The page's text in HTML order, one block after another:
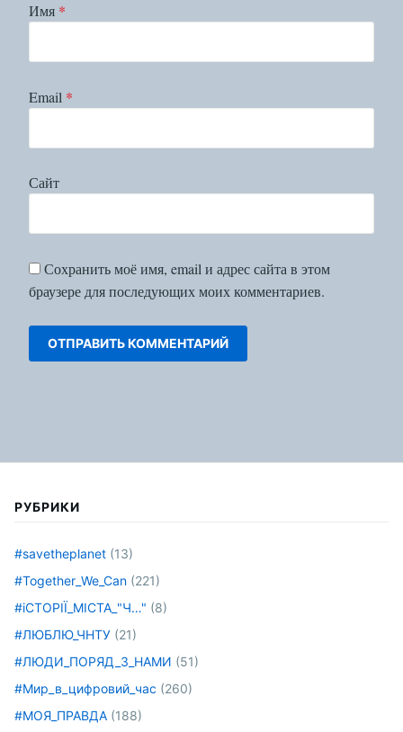
Имя *
Email *
Сайт
Сохранить моё имя, email и адрес сайта в этом
браузере для последующих моих комментариев.
РУБРИКИ
#savetheplanet (13)
#Together_We_Can (221)
#іСТОРІЇ_МІСТА_"Ч…" (8)
#ЛЮБЛЮ_ЧНТУ (21)
#ЛЮДИ_ПОРЯД_З_НАМИ (51)
#Мир_в_цифровий_час (260)
#МОЯ_ПРАВДА (188)